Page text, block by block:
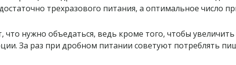
трехразового питания, а оптимальное число
что нужно объедаться, ведь кроме того, чтобы
За раз при дробном питании советуют потреблять